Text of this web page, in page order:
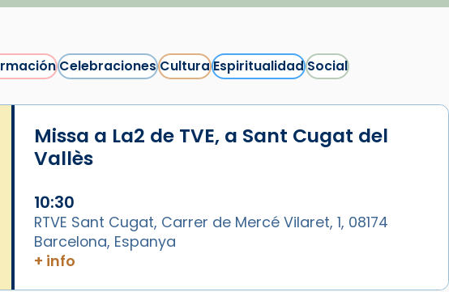
Síguenos en Instagram
CelebracionesCulturaEspiritualidadSocial
Missa a La2 de TVE, a Sant Cugat del
Vallès
10:30
RTVE Sant Cugat, Carrer de Mercé Vilaret, 1, 08174
Barcelona, Espanya
+ info